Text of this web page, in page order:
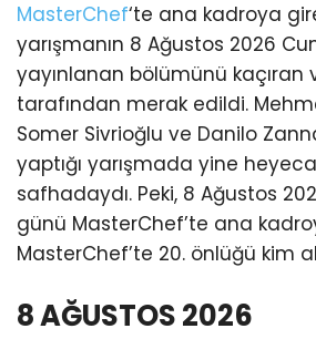
MasterChef‘te ana kadroya
yarışmanın 8 Ağustos 2026
yayınlanan bölümünü
tarafından merak edildi.
Somer Sivrioğlu ve Danilo
yaptığı yarışmada yine
safhadaydı. Peki, 8 Ağustos
günü MasterChef’te ana
MasterChef’te 20. önlüğü kim
8 AĞUSTOS 2026